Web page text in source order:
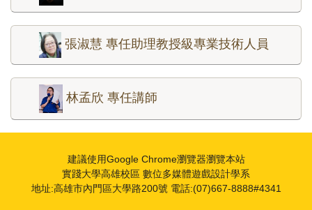
張淑慧 專任助理教授級專業技術人員
林孟欣 專任講師
建議使用Google Chrome瀏覽器瀏覽本站
實踐大學高雄校區 數位多媒體遊戲設計學系
地址:高雄市內門區大學路200號 電話:(07)667-8888#4341